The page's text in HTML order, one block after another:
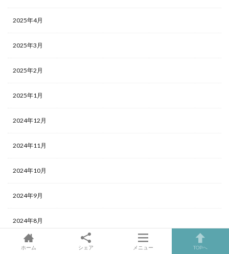
2025年4月
2025年3月
2025年2月
2025年1月
2024年12月
2024年11月
2024年10月
2024年9月
2024年8月
2024年7月
ホーム シェア メニュー TOPへ